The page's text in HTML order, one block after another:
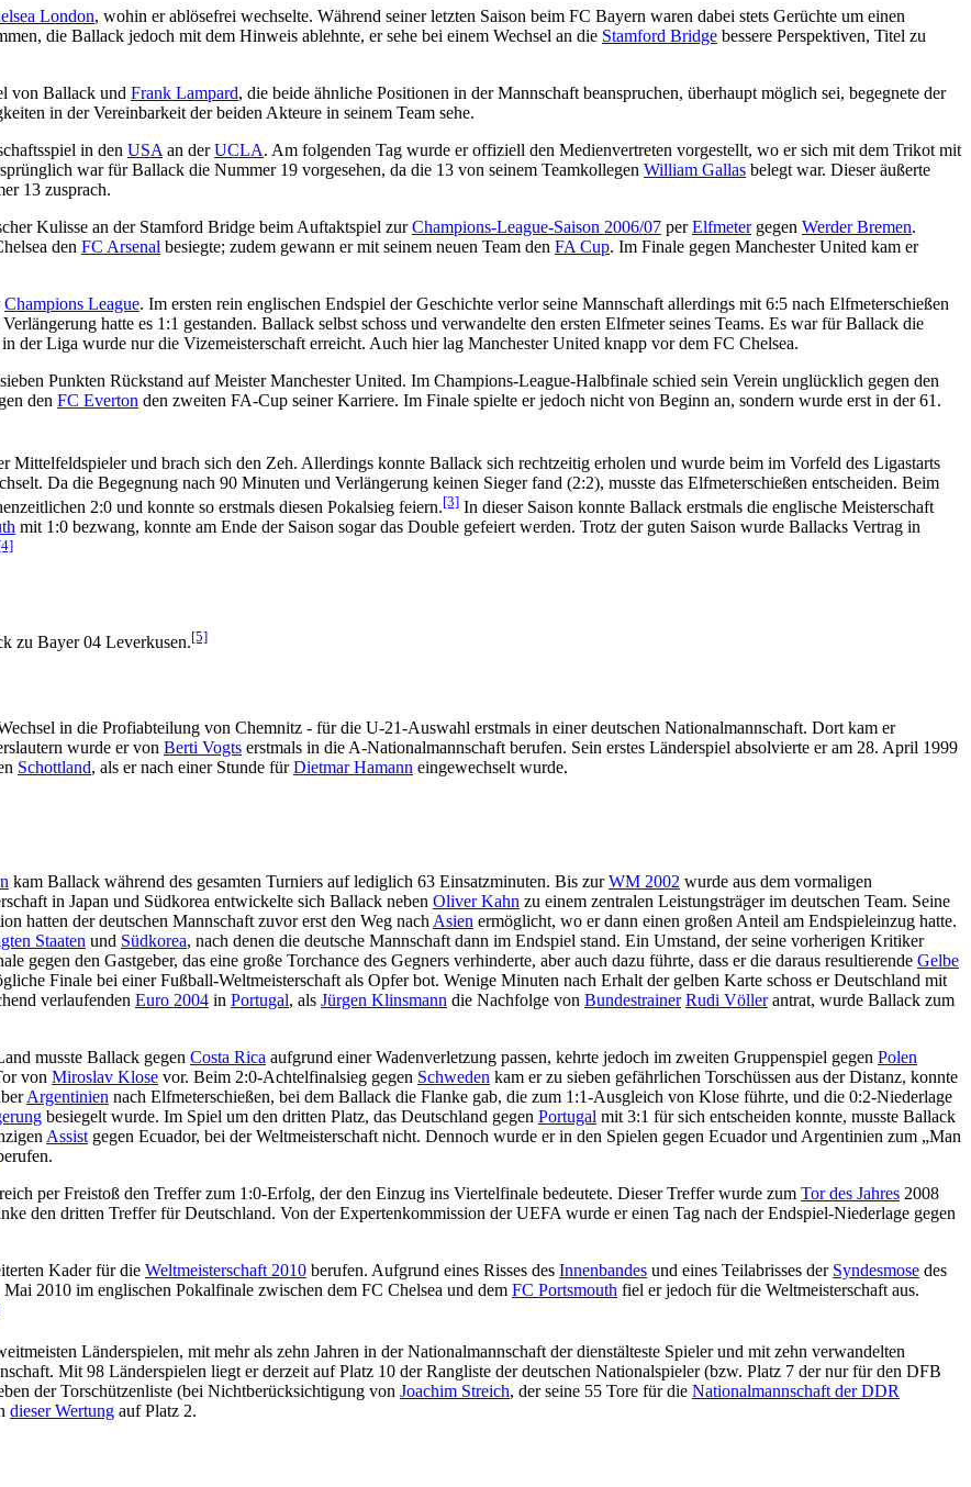
London, wohin er ablösefrei wechselte. Während seiner letzten Saison beim FC Bayern waren dabei stets Gerüchte um einen
die Ballack jedoch mit dem Hinweis ablehnte, er sehe bei einem Wechsel an die Stamford Bridge bessere Perspektiven, Titel zu
von Ballack und Frank Lampard, die beide ähnliche Positionen in der Mannschaft beanspruchen, überhaupt möglich sei, begegnete der
in der Vereinbarkeit der beiden Akteure in seinem Team sehe.
in den USAan derUCLA. Am folgenden Tag wurde er offiziell den Medienvertreten vorgestellt, wo er sich mit dem Trikot mit
war für Ballack die Nummer 19 vorgesehen, da die 13 von seinem Teamkollegen William Gallas belegt war. Dieser äußerte
13 zusprach.
Kulisse an der Stamford Bridge beim Auftaktspiel zurChampions-League-Saison 2006/07 perElfmetergegen Werder Bremen.
den FC Arsenal besiegte; zudem gewann er mit seinem neuen Team den FA Cup. Im Finale gegen Manchester United kam er
Champions League. Im ersten rein englischen Endspiel der Geschichte verlor seine Mannschaft allerdings mit 6:5 nach Elfmeterschießen
hatte es 1:1 gestanden. Ballack selbst schoss und verwandelte den ersten Elfmeter seines Teams. Es war für Ballack die
der Liga wurde nur die Vizemeisterschaft erreicht. Auch hier lag Manchester United knapp vor dem FC Chelsea.
Punkten Rückstand auf Meister Manchester United. Im Champions-League-Halbfinale schied sein Verein unglücklich gegen den
den FC Everton den zweiten FA-Cup seiner Karriere. Im Finale spielte er jedoch nicht von Beginn an, sondern wurde erst in der 61.
Mittelfeldspieler und brach sich den Zeh. Allerdings konnte Ballack sich rechtzeitig erholen und wurde beim im Vorfeld des Ligastarts
Da die Begegnung nach 90 Minuten und Verlängerung keinen Sieger fand (2:2), musste das Elfmeterschießen entscheiden. Beim
2:0 und konnte so erstmals diesen Pokalsieg feiern.[3] In dieser Saison konnte Ballack erstmals die englische Meisterschaft
mit 1:0 bezwang, konnte am Ende der Saison sogar das Double gefeiert werden. Trotz der guten Saison wurde Ballacks Vertrag in
zu Bayer 04 Leverkusen.[5]
in die Profiabteilung von Chemnitz - für die U-21-Auswahl erstmals in einer deutschen Nationalmannschaft. Dort kam er
wurde er von Berti Vogts erstmals in die A-Nationalmannschaft berufen. Sein erstes Länderspiel absolvierte er am 28. April 1999
Schottland, als er nach einer Stunde fürDietmar Hamann eingewechselt wurde.
kam Ballack während des gesamten Turniers auf lediglich 63 Einsatzminuten. Bis zurWM 2002 wurde aus dem vormaligen
in Japan und Südkorea entwickelte sich Ballack neben Oliver Kahn zu einem zentralen Leistungsträger im deutschen Team. Seine
hatten der deutschen Mannschaft zuvor erst den Weg nach Asien ermöglicht, wo er dann einen großen Anteil am Endspieleinzug hatte.
Staaten und Südkorea, nach denen die deutsche Mannschaft dann im Endspiel stand. Ein Umstand, der seine vorherigen Kritiker
gegen den Gastgeber, das eine große Torchance des Gegners verhinderte, aber auch dazu führte, dass er die daraus resultierende Gelbe
Finale bei einer Fußball-Weltmeisterschaft als Opfer bot. Wenige Minuten nach Erhalt der gelben Karte schoss er Deutschland mit
verlaufenden Euro 2004 in Portugal, als Jürgen Klinsmann die Nachfolge von Bundestrainer Rudi Völlerantrat, wurde Ballack zum
musste Ballack gegen Costa Rica aufgrund einer Wadenverletzung passen, kehrte jedoch im zweiten Gruppenspiel gegen Polen
von Miroslav Klose vor. Beim 2:0-Achtelfinalsieg gegen Schweden kam er zu sieben gefährlichen Torschüssen aus der Distanz, konnte
Argentinien nach Elfmeterschießen, bei dem Ballack die Flanke gab, die zum 1:1-Ausgleich von Klose führte, und die 0:2-Niederlage
besiegelt wurde. Im Spiel um den dritten Platz, das Deutschland gegen Portugal mit 3:1 für sich entscheiden konnte, musste Ballack
Assist gegen Ecuador, bei der Weltmeisterschaft nicht. Dennoch wurde er in den Spielen gegen Ecuador und Argentinien zum „Man
per Freistoß den Treffer zum 1:0-Erfolg, der den Einzug ins Viertelfinale bedeutete. Dieser Treffer wurde zum Tor des Jahres 2008
den dritten Treffer für Deutschland. Von der Expertenkommission der UEFA wurde er einen Tag nach der Endspiel-Niederlage gegen
Kader für die Weltmeisterschaft 2010 berufen. Aufgrund eines Risses des Innenbandes und eines Teilabrisses der Syndesmose des
Mai 2010 im englischen Pokalfinale zwischen dem FC Chelsea und dem FC Portsmouth fiel er jedoch für die Weltmeisterschaft aus.
Länderspielen, mit mehr als zehn Jahren in der Nationalmannschaft der dienstälteste Spieler und mit zehn verwandelten
Mit 98 Länderspielen liegt er derzeit auf Platz 10 der Rangliste der deutschen Nationalspieler (bzw. Platz 7 der nur für den DFB
der Torschützenliste (bei Nichtberücksichtigung von Joachim Streich, der seine 55 Tore für die Nationalmannschaft der DDR
dieser Wertung auf Platz 2.